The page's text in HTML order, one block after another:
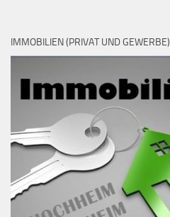
IMMOBILIEN (PRIVAT UND GEWERBE)